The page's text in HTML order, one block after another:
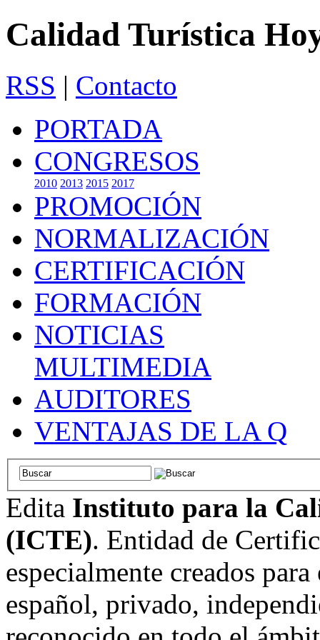
Calidad Turística
RSS | Contacto
PORTADA
CONGRESOS
2010 2013 2015 2017
PROMOCIÓN
NORMALIZACIÓN
CERTIFICACIÓN
FORMACIÓN
NOTICIAS
MULTIMEDIA
AUDITORES
VENTAJAS DE LA Q
Edita Instituto para la
(ICTE). Entidad de
especialmente creados
español, privado,